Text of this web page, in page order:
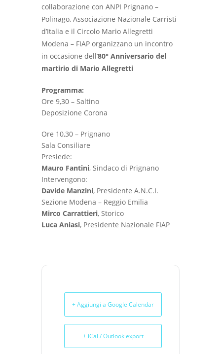
collaborazione con ANPI Prignano –
Polinago, Associazione Nazionale Carristi
d’Italia e il Circolo Mario Allegretti
Modena – FIAP organizzano un incontro
in occasione dell’80° Anniversario del
martirio di Mario Allegretti
Programma:
Ore 9,30 – Saltino
Deposizione Corona
Ore 10,30 – Prignano
Sala Consiliare
Presiede:
Mauro Fantini, Sindaco di Prignano
Intervengono:
Davide Manzini, Presidente A.N.C.I.
Sezione Modena – Reggio Emilia
Mirco Carrattieri, Storico
Luca Aniasi, Presidente Nazionale FIAP
+ Aggiungi a Google Calendar
+ iCal / Outlook export